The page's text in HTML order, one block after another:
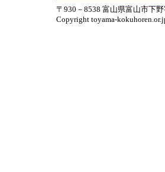
〒930－8538 富山県富山市下
Copyright toyama-